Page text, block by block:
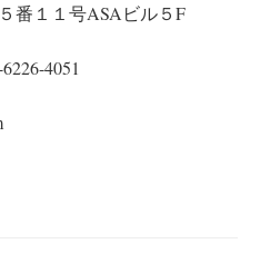
番１１号ASAビル５F
4051